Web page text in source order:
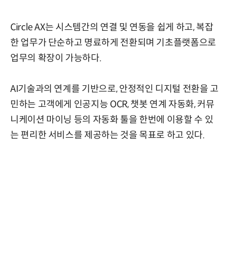
Circle AX는 시스템간의 연결 및 연동을 쉽게 하고, 복잡
한 업무가 단순하고 명료하게 전환되며 기초플랫폼으로
업무의 확장이 가능하다.
AI기술과의 연계를 기반으로, 안정적인 디지털 전환을 고
민하는 고객에게 인공지능 OCR, 챗봇 연계 자동화, 커뮤
니케이션 마이닝 등의 자동화 툴을 한번에 이용할 수 있
는 편리한 서비스를 제공하는 것을 목표로 하고 있다.